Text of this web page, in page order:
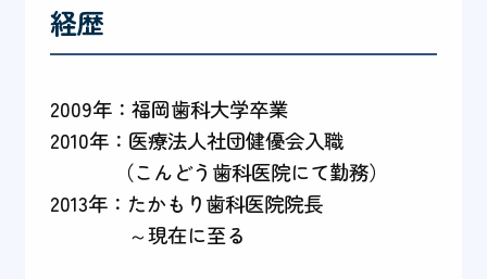
経歴
2009年：福岡歯科大学卒業
2010年：医療法人社団健優会入職
（こんどう歯科医院にて勤務）
2013年：たかもり歯科医院院長
～現在に至る